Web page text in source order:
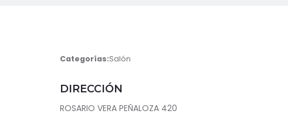
Categorías:Salón
DIRECCIÓN
ROSARIO VERA PEÑALOZA 420